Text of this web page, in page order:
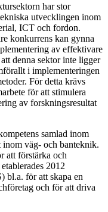
har stor
utvecklingen inom
ICT och fordon.
konkurrens kan gynna
av effektivare
denna sektor inte ligger
i implementeringen
För detta krävs
för att stimulera
av forskningsresultat
samlad inom
inom väg- och banteknik.
att förstärka och
2012
bl.a. för att skapa en
och för att driva